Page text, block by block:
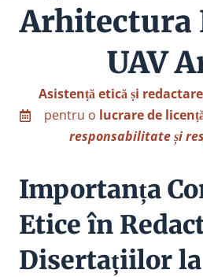
Arhitectura
UAV
Asistență etică și
pentru o lucrare de
responsabilitate și
Importanța
Etice în
Disertațiilor la